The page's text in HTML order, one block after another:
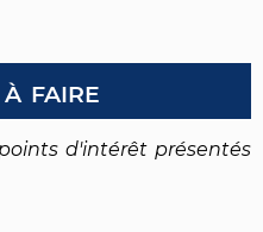
faire
d'intérêt présentés